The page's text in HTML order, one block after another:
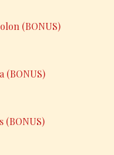
(BONUS)
(BONUS)
(BONUS)